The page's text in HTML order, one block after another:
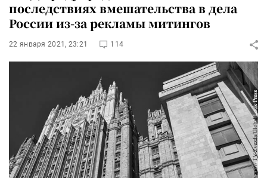
последствиях вмешательства в дела
России из-за рекламы митингов
22 января 2021, 23:21 114